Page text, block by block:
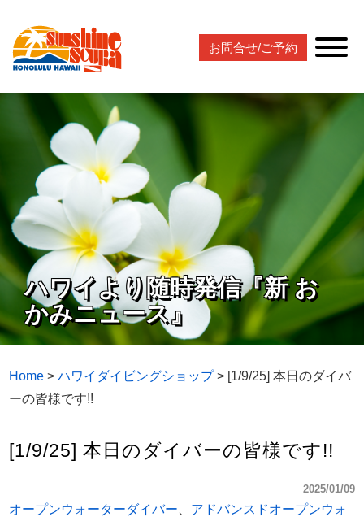
お問合せ/ご予約
ハワイより随時発信『新 お
かみニュース』
Home >ハワイダイビングショップ> [1/9/25] 本日のダイバ
ーの皆様です!!
[1/9/25] 本日のダイバーの皆様です!!
2025/01/09
オープンウォーターダイバー
アドバンスドオープンウォ